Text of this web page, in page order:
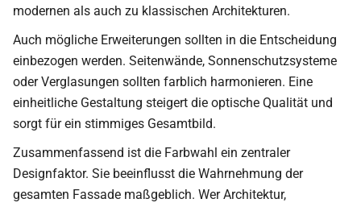
modernen als auch zu klassischen Architekturen.
Auch mögliche Erweiterungen sollten in die Entscheidung
einbezogen werden. Seitenwände, Sonnenschutzsysteme
oder Verglasungen sollten farblich harmonieren. Eine
einheitliche Gestaltung steigert die optische Qualität und
sorgt für ein stimmiges Gesamtbild.
Zusammenfassend ist die Farbwahl ein zentraler
Designfaktor. Sie beeinflusst die Wahrnehmung der
gesamten Fassade maßgeblich. Wer Architektur,